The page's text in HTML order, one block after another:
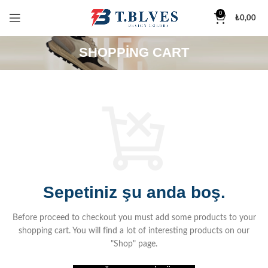
0
₺0,00
SHOPPING CART
Sepetiniz şu anda boş.
Before proceed to checkout you must add some products to your
shopping cart. You will find a lot of interesting products on our
"Shop" page.